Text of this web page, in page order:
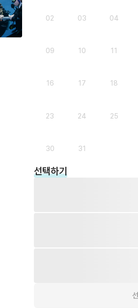
02 03 04
09 10 11
16 17 18
23 24 25
30 31
선택하기